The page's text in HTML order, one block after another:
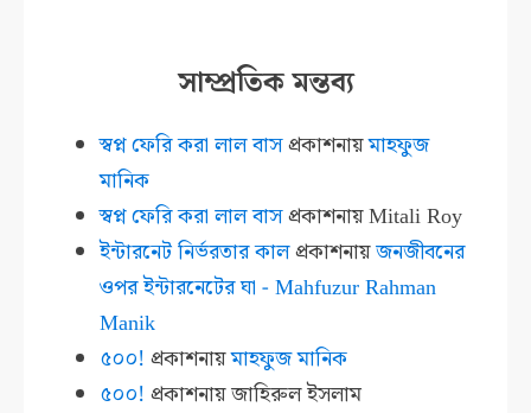
সাম্প্রতিক মন্তব্য
স্বপ্ন ফেরি করা লাল বাসপ্রকাশনায়মাহফুজ
মানিক
স্বপ্ন ফেরি করা লাল বাসপ্রকাশনায়Mitali Roy
ইন্টারনেট নির্ভরতার কালপ্রকাশনায়জনজীবনের
ওপর ইন্টারনেটের ঘা - Mahfuzur Rahman
Manik
৫০০! প্রকাশনায়মাহফুজ মানিক
৫০০! প্রকাশনায়জাহিরুল ইসলাম